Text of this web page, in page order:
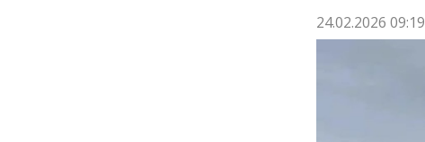
24.02.2026 09:19